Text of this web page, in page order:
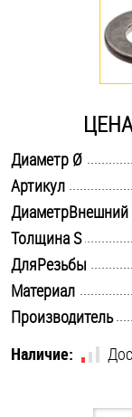
Оснастка и
Саморезы
Стопорные
Такелаж
Хомуты
Диаметр Ø
Артикул
ДиаметрВнешний
Толщина S
ДляРезьбы
Материал
Производитель
Наличие: